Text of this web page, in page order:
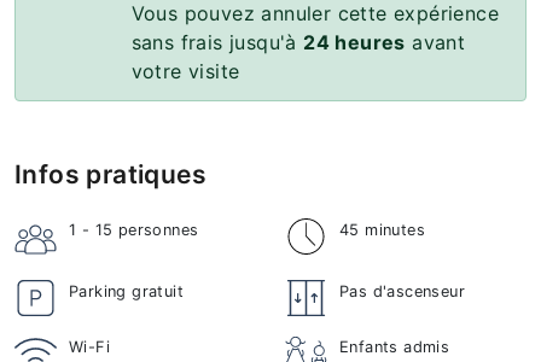
Vous pouvez annuler cette expérience
sans frais jusqu'à 24 heures avant
votre visite
Infos pratiques
1 - 15 personnes 45 minutes
Parking gratuit Pas d'ascenseur
Wi-Fi Enfants admis